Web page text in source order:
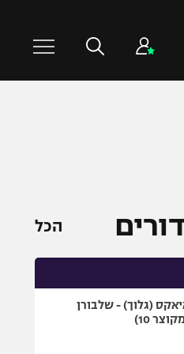
אולימפי
הכל
(גלוך) - שלבורן
10)